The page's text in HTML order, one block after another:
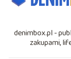
denimbox.pl -
zakupami,